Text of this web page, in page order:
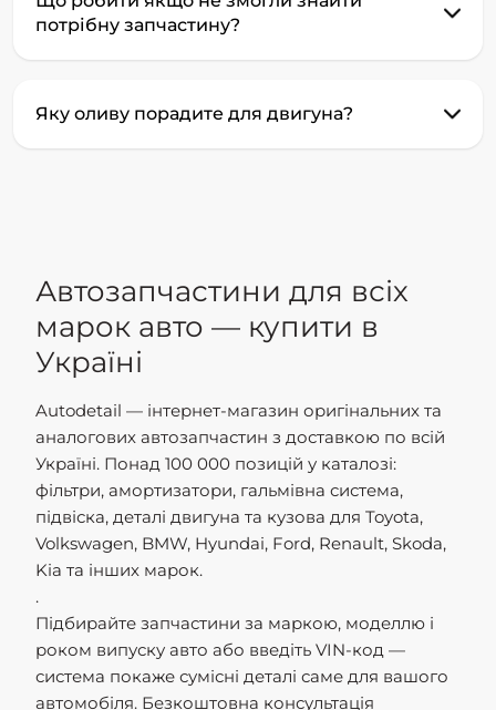
потрібну запчастину?
Яку оливу порадите для двигуна?
Автозапчастини для всіх
марок авто — купити в
Україні
Autodetail — інтернет-магазин оригінальних та
аналогових автозапчастин з доставкою по всій
Україні. Понад 100 000 позицій у каталозі:
фільтри, амортизатори, гальмівна система,
підвіска, деталі двигуна та кузова для Toyota,
Volkswagen, BMW, Hyundai, Ford, Renault, Skoda,
Kia та інших марок.
.
Підбирайте запчастини за маркою, моделлю і
роком випуску авто або введіть VIN-код —
система покаже сумісні деталі саме для вашого
автомобіля. Безкоштовна консультація